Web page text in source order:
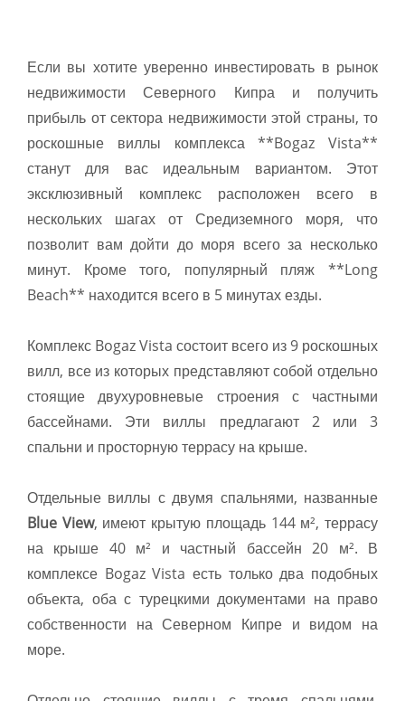
Если вы хотите уверенно инвестировать в рынок
недвижимости Северного Кипра и получить
прибыль от сектора недвижимости этой страны, то
роскошные виллы комплекса **Bogaz Vista**
станут для вас идеальным вариантом. Этот
эксклюзивный комплекс расположен всего в
нескольких шагах от Средиземного моря, что
позволит вам дойти до моря всего за несколько
минут. Кроме того, популярный пляж **Long
Beach** находится всего в 5 минутах езды.
Комплекс Bogaz Vista состоит всего из 9 роскошных
вилл, все из которых представляют собой отдельно
стоящие двухуровневые строения с частными
бассейнами. Эти виллы предлагают 2 или 3
спальни и просторную террасу на крыше.
Отдельные виллы с двумя спальнями, названные
Blue View, имеют крытую площадь 144 м², террасу
на крыше 40 м² и частный бассейн 20 м². В
комплексе Bogaz Vista есть только два подобных
объекта, оба с турецкими документами на право
собственности на Северном Кипре и видом на
море.